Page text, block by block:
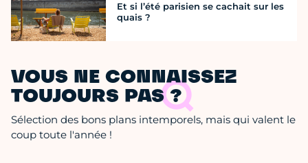
Et si l’été parisien se cachait sur les
quais ?
VOUS NE CONNAISSEZ
TOUJOURS PAS ?
Sélection des bons plans intemporels, mais qui valent le
coup toute l'année !